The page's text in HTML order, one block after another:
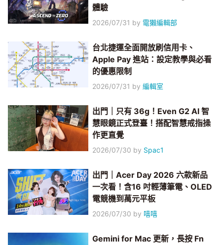
體驗
2026/07/31 by 電獺編輯部
台北捷運全面開放刷信用卡、
Apple Pay 進站：設定教學與必看
的優惠限制
2026/07/31 by編輯室
出門｜只有 36g！Even G2 AI 智
慧眼鏡正式登臺！搭配智慧戒指操
作更直覺
2026/07/30 by Spac1
出門｜Acer Day 2026 六款新品
一次看！含16 吋輕薄筆電、OLED
電競機到萬元平板
2026/07/30 by 嘻嘻
Gemini for Mac 更新，長按 Fn